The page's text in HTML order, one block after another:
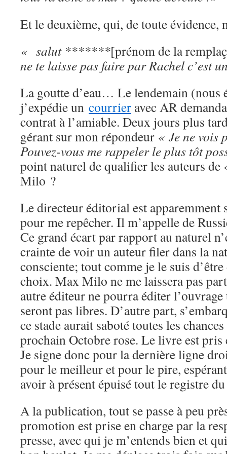
Et le deuxième, qui, de toute évidence,
« salut *******[prénom de la
ne te laisse pas faire par Rachel c’est
La goutte d’eau… Le lendemain (nous
j’expédie un courrier avec AR
contrat à l’amiable. Deux jours plus
gérant sur mon répondeur « Je ne vois
Pouvez-vous me rappeler le plus tôt
point naturel de qualifier les auteurs
Milo ?
Le directeur éditorial est apparemment
pour me repêcher. Il m’appelle de
Ce grand écart par rapport au naturel
crainte de voir un auteur filer dans la
consciente; tout comme je le suis
choix. Max Milo ne me laissera pas
autre éditeur ne pourra éditer
seront pas libres. D’autre part,
ce stade aurait saboté toutes les
prochain Octobre rose. Le livre est pris
Je signe donc pour la dernière ligne
pour le meilleur et pour le pire,
avoir à présent épuisé tout le registre
A la publication, tout se passe à peu
promotion est prise en charge par la
presse, avec qui je m’entends bien et